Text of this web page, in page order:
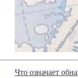
Что означает